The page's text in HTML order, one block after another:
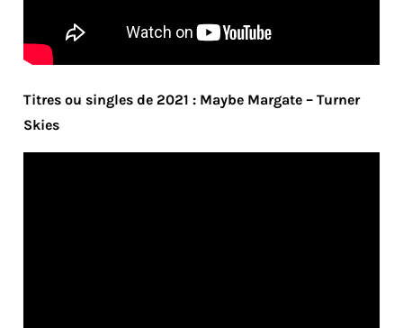
Titres ou singles de 2021 : Maybe Margate – Turner
Skies